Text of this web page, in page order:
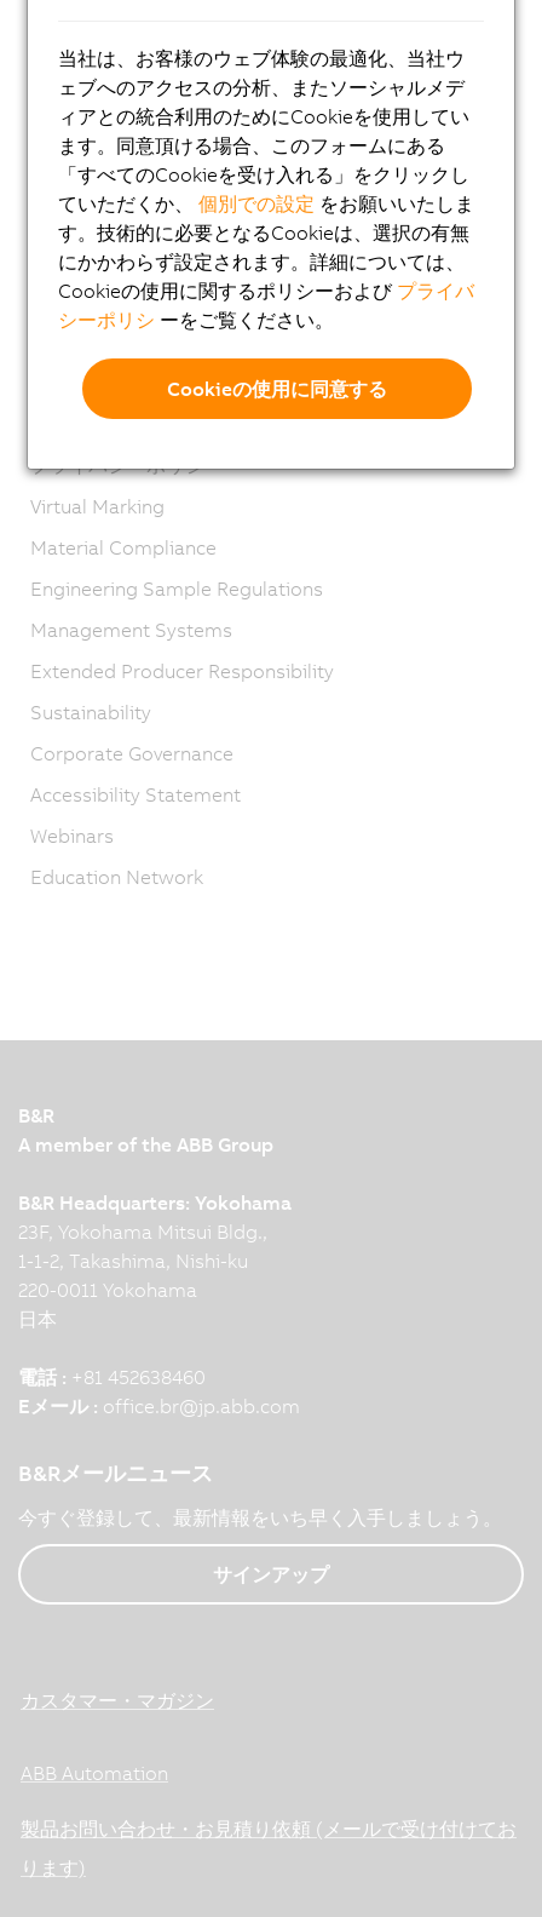
Blog
AutoMates
Eメール デジタルサービス
キャリア
各国の拠点
製品お問い合わせ・お見積り依頼 (メールで受け付け
ております)
Product lifecycle
プライバシーポリシー
Virtual Marking
Material Compliance
Engineering Sample Regulations
Management Systems
Extended Producer Responsibility
Sustainability
Corporate Governance
Accessibility Statement
Webinars
Education Network
B&R
A member of the ABB Group
B&R Headquarters: Yokohama
23F, Yokohama Mitsui Bldg.,
1-1-2, Takashima, Nishi-ku
220-0011 Yokohama
日本
電話 : +81 452638460
Eメール : office.br@jp.abb.com
B&Rメールニュース
今すぐ登録して、最新情報をいち早く入手しましょう。
サインアップ
カスタマー・マガジン
ABB Automation
製品お問い合わせ・お見積り依頼 (メールで受け付けてお
ります)
当社は、お客様のウェブ体験の最適化、当社ウ
ェブへのアクセスの分析、またソーシャルメデ
ィアとの統合利用のためにCookieを使用してい
ます。同意頂ける場合、このフォームにある
「すべてのCookieを受け入れる」をクリックし
ていただくか、個別での設定 をお願いいたしま
す。技術的に必要となるCookieは、選択の有無
にかかわらず設定されます。詳細については、
Cookieの使用に関するポリシーおよび プライバ
シーポリシ ーをご覧ください。
Cookieの使用に同意する